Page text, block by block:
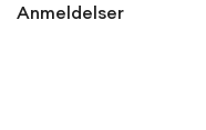
Anmeldelser